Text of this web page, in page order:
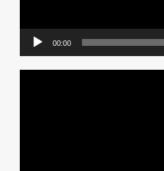
00:00